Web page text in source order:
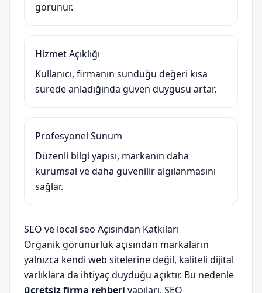
görünür.
Hizmet Açıklığı
Kullanıcı, firmanın sunduğu değeri kısa
sürede anladığında güven duygusu artar.
Profesyonel Sunum
Düzenli bilgi yapısı, markanın daha
kurumsal ve daha güvenilir algılanmasını
sağlar.
SEO ve local seo Açısından Katkıları
Organik görünürlük açısından markaların
yalnızca kendi web sitelerine değil, kaliteli dijital
varlıklara da ihtiyaç duyduğu açıktır. Bu nedenle
ücretsiz firma rehberi yapıları, SEO